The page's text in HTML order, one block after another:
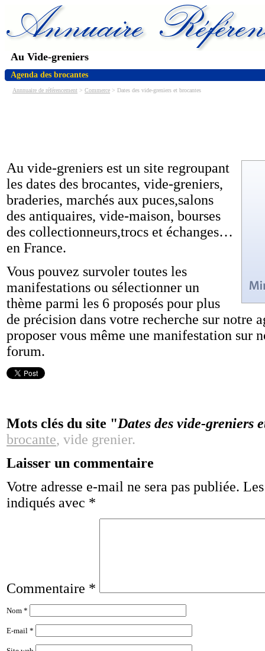
Au Vide-greniers
Agenda des brocantes
Annnuaire de référencement > Commerce > Dates des vide-greniers et brocantes
Au vide-greniers est un site regroupant
les dates des brocantes, vide-greniers,
braderies, marchés aux puces,salons
des antiquaires, vide-maison, bourses
des collectionneurs,trocs et échanges…
en France.
Vous pouvez survoler toutes les
manifestations ou sélectionner un
thème parmi les 6 proposés pour plus
de précision dans votre recherche sur notre
proposer vous même une manifestation sur
forum.
Mots clés du site "Dates des vide-greniers
brocante, vide grenier.
Laisser un commentaire
Votre adresse e-mail ne sera pas publiée.
indiqués avec *
Commentaire *
Nom *
E-mail *